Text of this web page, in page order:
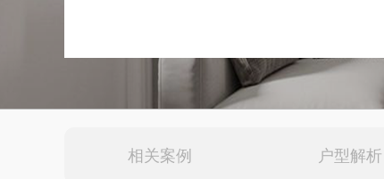
2021年武汉第五届空间环境艺术设
相关案例 户型解析